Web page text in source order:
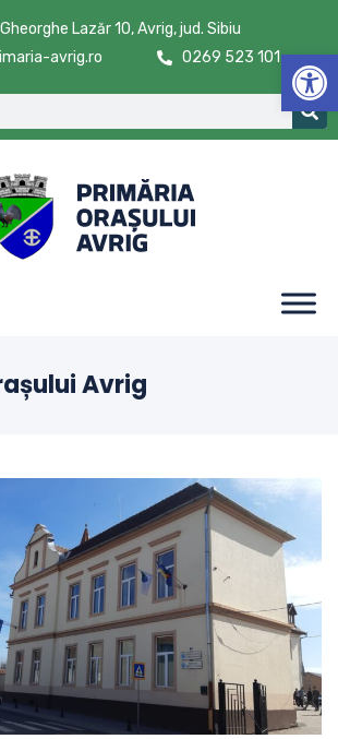
Lazăr 10, Avrig, jud. Sibiu
avrig.ro
0269 523 101
Avrig